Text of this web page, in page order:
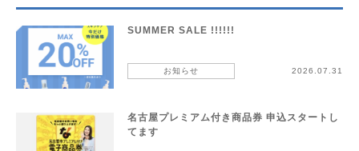
SUMMER SALE !!!!!!
お知らせ 2026.07.31
名古屋プレミアム付き商品券 申込スタートし
てます